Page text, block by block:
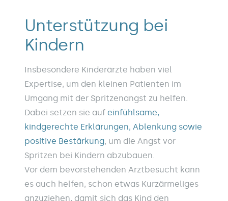
Unterstützung bei
Kindern
Insbesondere Kinderärzte haben viel
Expertise, um den kleinen Patienten im
Umgang mit der Spritzenangst zu helfen.
Dabei setzen sie auf einfühlsame,
kindgerechte Erklärungen, Ablenkung sowie
positive Bestärkung, um die Angst vor
Spritzen bei Kindern abzubauen.
Vor dem bevorstehenden Arztbesucht kann
es auch helfen, schon etwas Kurzärmeliges
anzuziehen, damit sich das Kind den